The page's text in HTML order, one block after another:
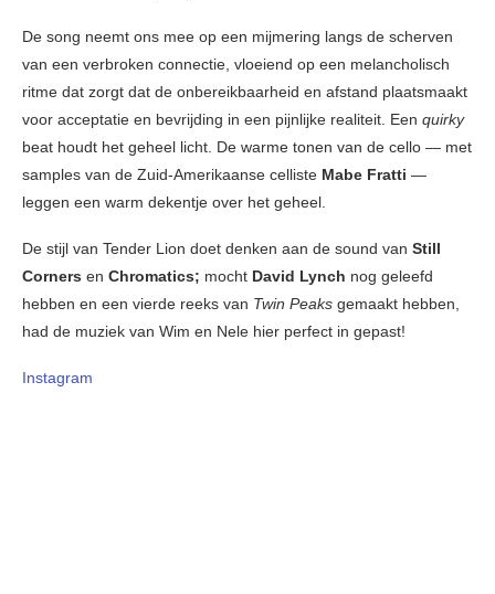
De song neemt ons mee op een mijmering langs de scherven
van een verbroken connectie, vloeiend op een melancholisch
ritme dat zorgt dat de onbereikbaarheid en afstand plaatsmaakt
voor acceptatie en bevrijding in een pijnlijke realiteit. Een quirky
beat houdt het geheel licht. De warme tonen van de cello — met
samples van de Zuid-Amerikaanse celliste Mabe Fratti —
leggen een warm dekentje over het geheel.
De stijl van Tender Lion doet denken aan de sound van Still
Corners en Chromatics; mocht David Lynch nog geleefd
hebben en een vierde reeks van Twin Peaks gemaakt hebben,
had de muziek van Wim en Nele hier perfect in gepast!
Instagram